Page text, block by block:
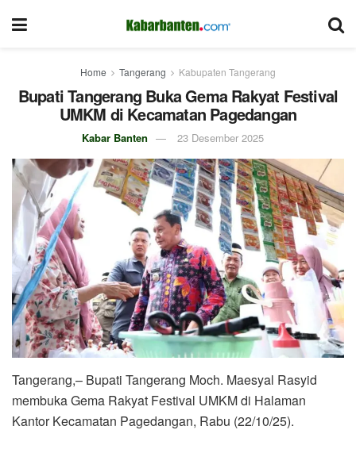
Home Tangerang Kabupaten Tangerang
Bupati Tangerang Buka Gema Rakyat Festival
UMKM di Kecamatan Pagedangan
Kabar Banten 23 Desember 2025
Tangerang,– Bupati Tangerang Moch. Maesyal Rasyid
membuka Gema Rakyat Festival UMKM di Halaman
Kantor Kecamatan Pagedangan, Rabu (22/10/25).